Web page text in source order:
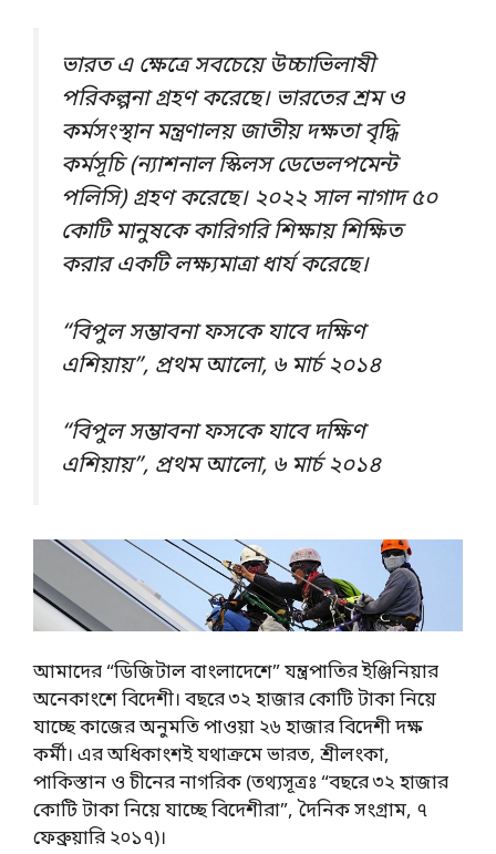
ভারত এ ক্ষেত্রে সবচেয়ে উচ্চাভিলাষী
পরিকল্পনা গ্রহণ করেছে। ভারতের শ্রম ও
কর্মসংস্থান মন্ত্রণালয় জাতীয় দক্ষতা বৃদ্ধি
কর্মসূচি (ন্যাশনাল স্কিলস ডেভেলপমেন্ট
পলিসি) গ্রহণ করেছে। ২০২২ সাল নাগাদ ৫০
কোটি মানুষকে কারিগরি শিক্ষায় শিক্ষিত
করার একটি লক্ষ্যমাত্রা ধার্য করেছে।
“বিপুল সম্ভাবনা ফসকে যাবে দক্ষিণ
এশিয়ায়”, প্রথম আলো, ৬ মার্চ ২০১৪
“বিপুল সম্ভাবনা ফসকে যাবে দক্ষিণ
এশিয়ায়”, প্রথম আলো, ৬ মার্চ ২০১৪
আমাদের “ডিজিটাল বাংলাদেশে” যন্ত্রপাতির ইঞ্জিনিয়ার
অনেকাংশে বিদেশী। বছরে ৩২ হাজার কোটি টাকা নিয়ে
যাচ্ছে কাজের অনুমতি পাওয়া ২৬ হাজার বিদেশী দক্ষ
কর্মী। এর অধিকাংশই যথাক্রমে ভারত, শ্রীলংকা,
পাকিস্তান ও চীনের নাগরিক (তথ্যসূত্রঃ “বছরে ৩২ হাজার
কোটি টাকা নিয়ে যাচ্ছে বিদেশীরা”, দৈনিক সংগ্রাম, ৭
ফেব্রুয়ারি ২০১৭)।